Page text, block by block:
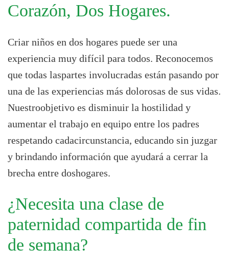
Corazón, Dos Hogares.
Criar niños en dos hogares puede ser una
experiencia muy difícil para todos. Reconocemos
que todas laspartes involucradas están pasando por
una de las experiencias más dolorosas de sus vidas.
Nuestroobjetivo es disminuir la hostilidad y
aumentar el trabajo en equipo entre los padres
respetando cadacircunstancia, educando sin juzgar
y brindando información que ayudará a cerrar la
brecha entre doshogares.
¿Necesita una clase de
paternidad compartida de fin
de semana?